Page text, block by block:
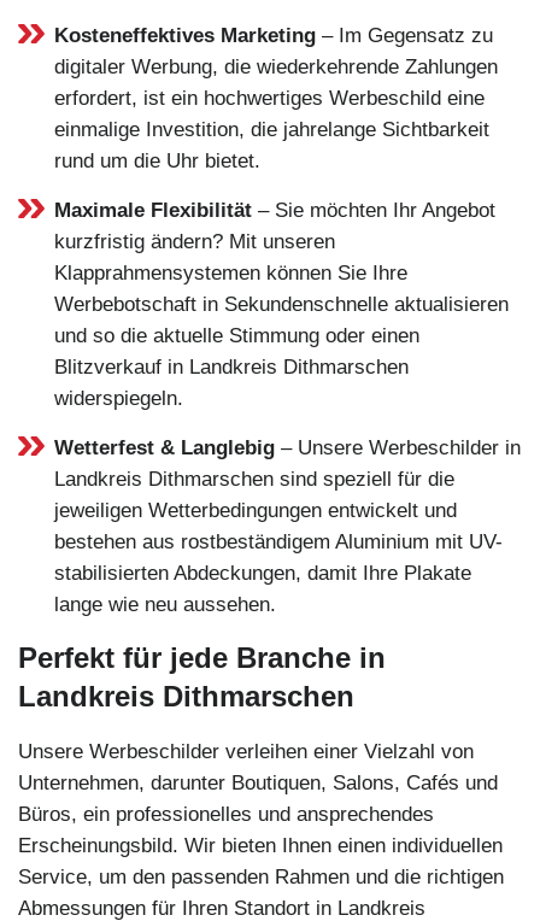
Kosteneffektives Marketing – Im Gegensatz zu
digitaler Werbung, die wiederkehrende Zahlungen
erfordert, ist ein hochwertiges Werbeschild eine
einmalige Investition, die jahrelange Sichtbarkeit
rund um die Uhr bietet.
Maximale Flexibilität – Sie möchten Ihr Angebot
kurzfristig ändern? Mit unseren
Klapprahmensystemen können Sie Ihre
Werbebotschaft in Sekundenschnelle aktualisieren
und so die aktuelle Stimmung oder einen
Blitzverkauf in Landkreis Dithmarschen
widerspiegeln.
Wetterfest & Langlebig – Unsere Werbeschilder in
Landkreis Dithmarschen sind speziell für die
jeweiligen Wetterbedingungen entwickelt und
bestehen aus rostbeständigem Aluminium mit UV-
stabilisierten Abdeckungen, damit Ihre Plakate
lange wie neu aussehen.
Perfekt für jede Branche in
Landkreis Dithmarschen
Unsere Werbeschilder verleihen einer Vielzahl von
Unternehmen, darunter Boutiquen, Salons, Cafés und
Büros, ein professionelles und ansprechendes
Erscheinungsbild. Wir bieten Ihnen einen individuellen
Service, um den passenden Rahmen und die richtigen
Abmessungen für Ihren Standort in Landkreis